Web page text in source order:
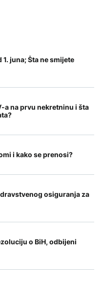
juna; Šta ne smijete
a na prvu nekretninu i šta
i kako se prenosi?
osiguranja za
o BiH, odbijeni